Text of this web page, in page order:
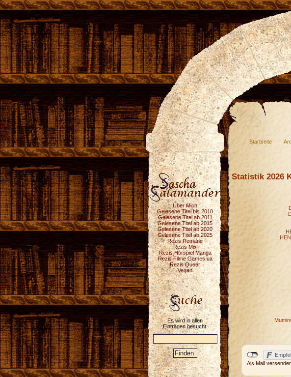
Startseite
Über Mich
Gelesene Titel bis 2010
Gelesene Titel ab 2011
Gelesene Titel ab 2015
Gelesene Titel ab 2020
Gelesene Titel ab 2025
Rezis Romane
Rezis Mix
Rezis Hörspiel Manga
Rezis Filme Games ua
Rezis Queer
Vegan
Es wird in allen
Einträgen gesucht.
Statistik 2026
Als Mail